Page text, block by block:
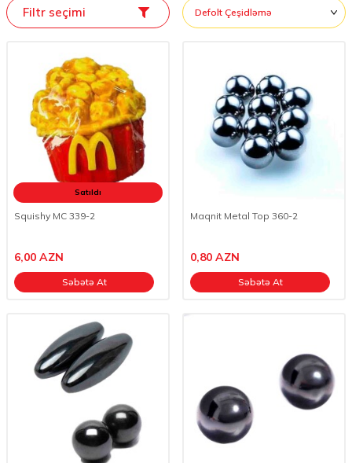
Filtr seçimi
Satıldı
Squishy MC 339-2
6,00 AZN
Səbətə At
Maqnit Metal Top 360-2
0,80 AZN
Səbətə At